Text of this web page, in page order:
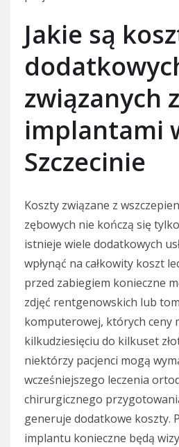
Jakie są
związanych z
implantami
Szczecinie
Koszty związane z
zębowych nie kończą się
istnieje wiele dodatkowych
wpłynąć na całkowity koszt
przed zabiegiem konieczne
zdjęć rentgenowskich lub
komputerowej, których ceny
kilkudziesięciu do kilkuset
niektórzy pacjenci mogą
wcześniejszego leczenia
chirurgicznego
generuje dodatkowe koszty.
implantu konieczne będą